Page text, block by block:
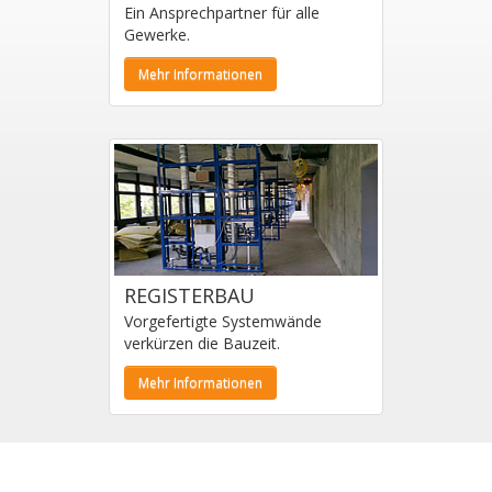
Ein Ansprechpartner für alle
Gewerke.
Mehr Informationen
REGISTERBAU
Vorgefertigte Systemwände
verkürzen die Bauzeit.
Mehr Informationen